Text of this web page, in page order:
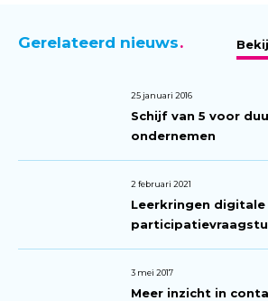
Gerelateerd nieuws
25 januari 2016
Schijf van 5 voor
ondernemen
2 februari 2021
Leerkringen digitale
3 mei 2017
Meer inzicht in